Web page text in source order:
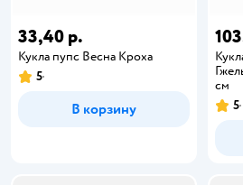
33,40 р.
Кукла пупс Весна Кроха
5
В корзину
см
5